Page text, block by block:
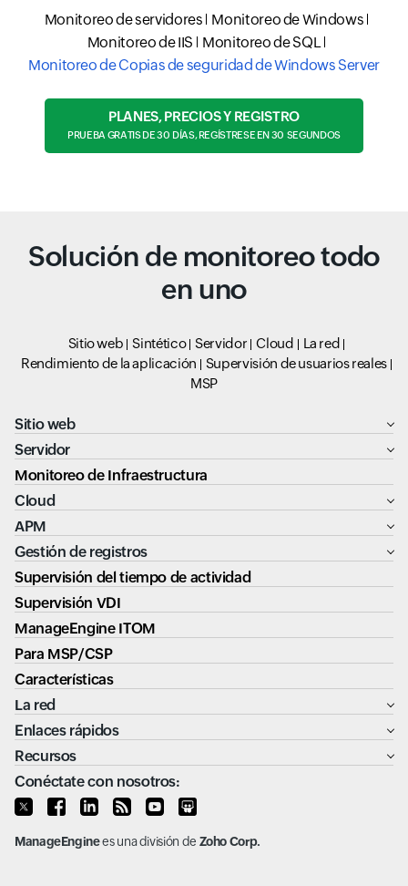
Monitoreo de servidores Monitoreo de Windows
Monitoreo de IIS
Monitoreo de SQL
Monitoreo de Copias de seguridad de Windows Server
PLANES, PRECIOS Y REGISTRO
PRUEBA GRATIS DE 30 DÍAS, REGÍSTRESE EN 30 SEGUNDOS
Solución de monitoreo todo
en uno
Sitio web Sintético Servidor Cloud
La red
Rendimiento de la aplicación
Supervisión de usuarios reales
MSP
Sitio web
Servidor
Monitoreo de Infraestructura
Cloud
APM
Gestión de registros
Supervisión del tiempo de actividad
Supervisión VDI
ManageEngine ITOM
Para MSP/CSP
Características
La red
Enlaces rápidos
Recursos
Conéctate con nosotros:
ManageEnginees una división de Zoho Corp.